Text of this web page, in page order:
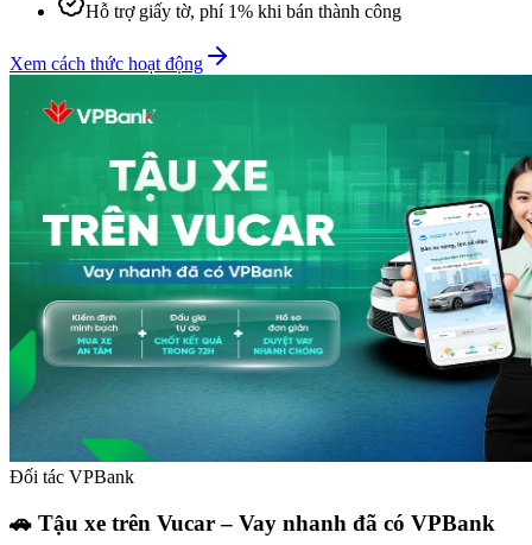
Hỗ trợ giấy tờ, phí 1% khi bán thành công
Xem cách thức hoạt động
Đối tác VPBank
🚗 Tậu xe trên Vucar – Vay nhanh đã có VPBank